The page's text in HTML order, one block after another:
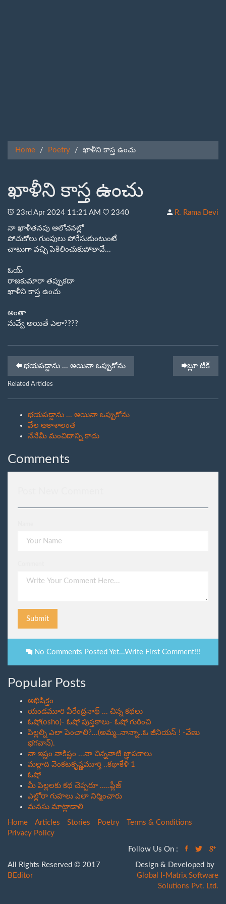
Home Poetry ఖాళీని కాస్త ఉంచు
ఖాళీని కాస్త ఉంచు
23rd Apr 2024 11:21 AM 2340 R. Rama Devi
నా ఖాళీతనపు ఆలోచనల్లో
పోచుకోలు గుంపులు పోగేసుకుంటుంటే
చాటుగా వచ్చి పెకిలించుకుపోతావే...
ఓయ్
రాజకుమారా తప్పుకదా
ఖాళీని కాస్త ఉంచు
అంతా
నువ్వే అయితే ఎలా????
భయపడ్డాను ... అయినా ఒప్పుకోను బ్లూ టిక్
Related Articles
భయపడ్డాను ... అయినా ఒప్పుకోను
వేల ఆకాశాలంత
నేనేమీ మంచిదాన్ని కాదు
Comments
Submit
No Comments Posted Yet...Write First Comment!!!
Popular Posts
అభిషిక్తం
యండమూరి వీరేంద్రనాథ్ ... చిన్న కథలు
ఓషో(osho)- ఓషో పుస్తకాలు- ఓషో గురించి
పిల్లల్ని ఎలా పెంచాలి?...(అమ్మ..నాన్నా..ఓ జీనియస్ ! -వేణు
భగవాన్).
నా ఇష్టం నాకిష్టం ...నా చిన్ననాటి జ్ఞాపకాలు
మల్లాది వెంకటకృష్ణమూర్తి ..కథాకేళి 1
ఓషో
మీ పిల్లలకు కథ చెప్పరూ .....ప్లీజ్
ఎల్లోరా గుహలు ఎలా నిర్మించారు
మనసు మాట్లాడాలి
Home Articles Stories Poetry
Terms & Conditions
Privacy Policy
Follow Us On :
All Rights Reserved © 2017
BEditor
Design & Developed by
Global I-Matrix Software
Solutions Pvt. Ltd.